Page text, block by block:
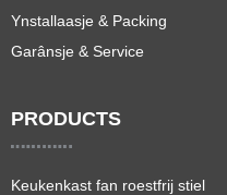
Ynstallaasje & Packing
Garânsje & Service
PRODUCTS
Keukenkast fan roestfrij stiel